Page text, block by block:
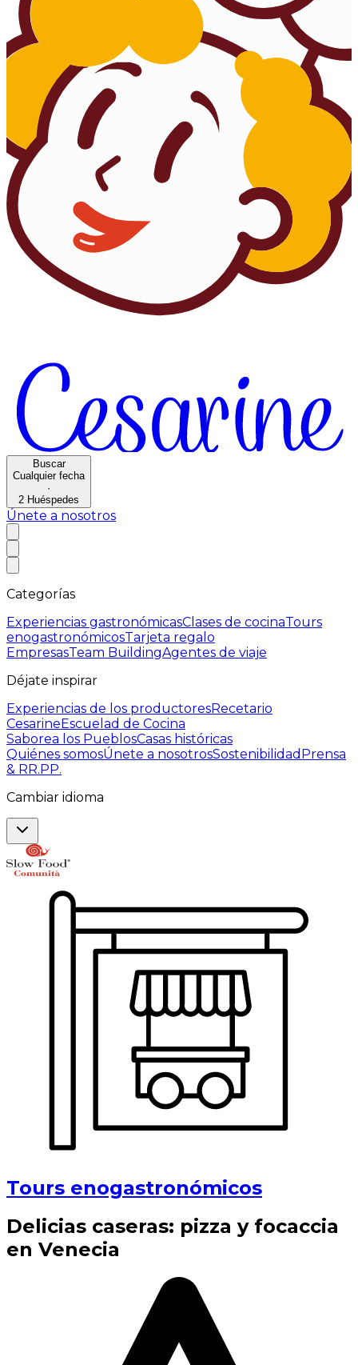
Buscar
Cualquier fecha
·
2 Huéspedes
Únete a nosotros
Categorías
Experiencias gastronómicasClases de cocinaTours
enogastronómicosTarjeta regalo
EmpresasTeam BuildingAgentes de viaje
Déjate inspirar
Experiencias de los productoresRecetario
CesarineEscuelad de Cocina
Saborea los PueblosCasas históricas
Quiénes somosÚnete a nosotrosSostenibilidad Prensa
& RR.PP.
Cambiar idioma
Tours enogastronómicos
Delicias caseras: pizza y focaccia
en Venecia